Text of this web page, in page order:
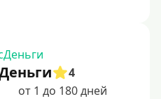
4
от 1 до 180 дней